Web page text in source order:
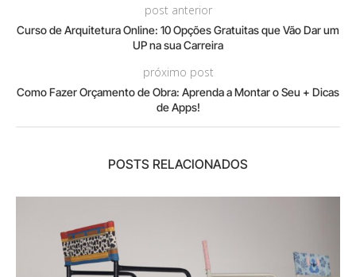
post anterior
Curso de Arquitetura Online: 10 Opções Gratuitas que Vão Dar um
UP na sua Carreira
próximo post
Como Fazer Orçamento de Obra: Aprenda a Montar o Seu + Dicas
de Apps!
POSTS RELACIONADOS